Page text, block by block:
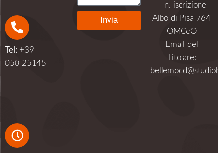
Tel: +39
050 25145
Invia
– n. iscrizione
Albo di Pisa 764
OMCeO
Email del
Titolare: